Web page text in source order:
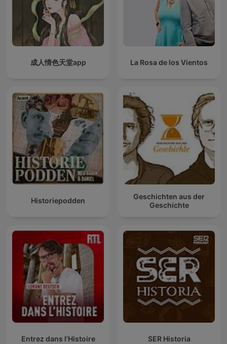
成人情色天堂app La Rosa de los Vientos
Historiepodden
Geschichten aus der
Geschichte
Entrez dans l'Histoire SER Historia